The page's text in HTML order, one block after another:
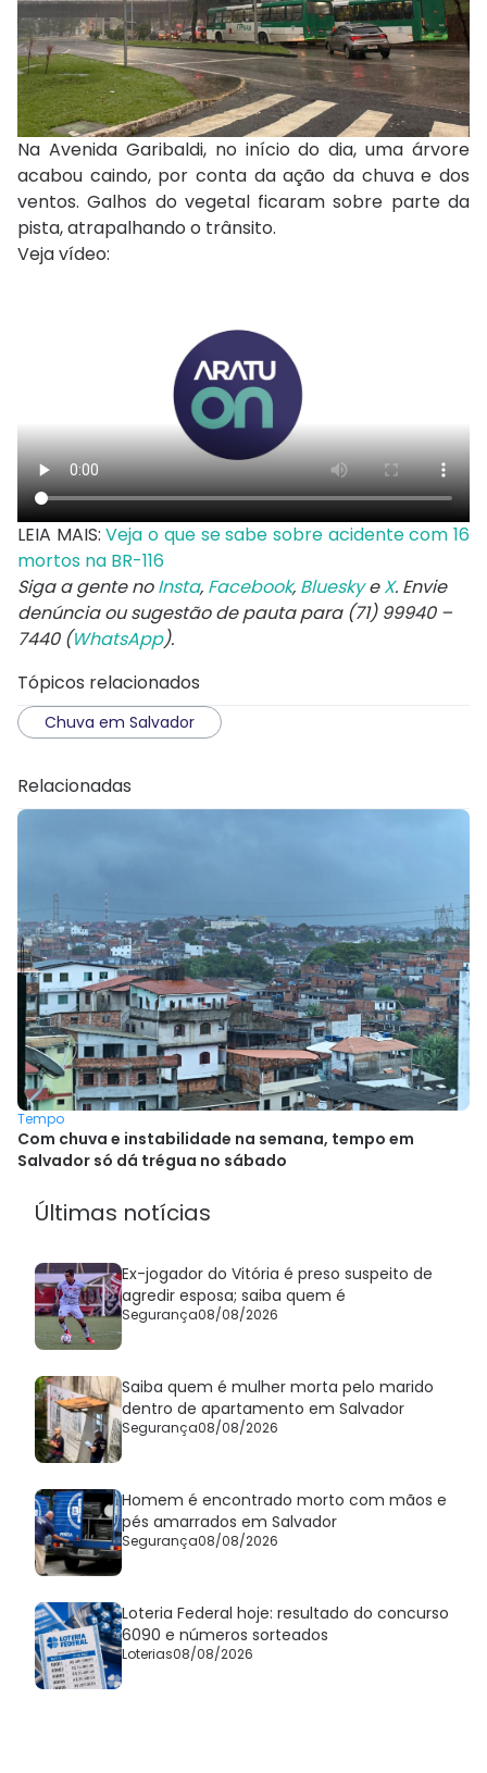
Na Avenida Garibaldi, no início do dia, uma árvore
acabou caindo, por conta da ação da chuva e dos
ventos. Galhos do vegetal ficaram sobre parte da
pista, atrapalhando o trânsito.
Veja vídeo:
LEIA MAIS:Veja o que se sabe sobre acidente com 16
mortos na BR-116
Siga a gente noInsta, Facebook, BlueskyeX. Envie
denúncia ou sugestão de pauta para (71) 99940 –
7440 (WhatsApp).
Tópicos relacionados
Chuva em Salvador
Relacionadas
Tempo
Com chuva e instabilidade na semana, tempo em
Salvador só dá trégua no sábado
Últimas notícias
Ex-jogador do Vitória é preso suspeito de
agredir esposa; saiba quem é
Segurança08/08/2026
Saiba quem é mulher morta pelo marido
dentro de apartamento em Salvador
Segurança08/08/2026
Homem é encontrado morto com mãos e
pés amarrados em Salvador
Segurança08/08/2026
Loteria Federal hoje: resultado do concurso
6090 e números sorteados
Loterias08/08/2026